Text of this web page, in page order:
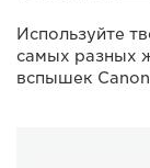
Используйте
самых разных
вспышек